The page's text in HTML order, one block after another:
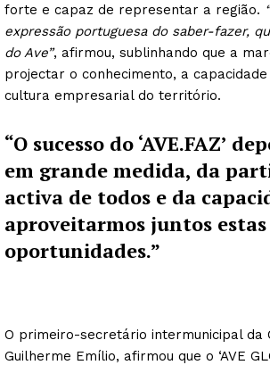
forte e capaz de representar a região.
expressão portuguesa do saber-fazer,
do Ave”, afirmou, sublinhando que a
projectar o conhecimento, a
cultura empresarial do território.
“O sucesso do ‘AVE.FAZ’
em grande medida, da
activa de todos e da
aproveitarmos juntos estas
oportunidades.”
O primeiro-secretário intermunicipal da
Guilherme Emílio, afirmou que o ‘AVE